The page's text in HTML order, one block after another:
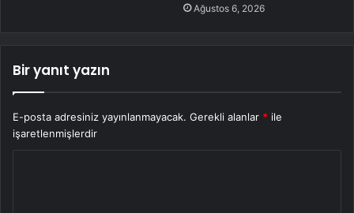
Ağustos 6, 2026
Bir yanıt yazın
E-posta adresiniz yayınlanmayacak. Gerekli alanlar * ile
işaretlenmişlerdir